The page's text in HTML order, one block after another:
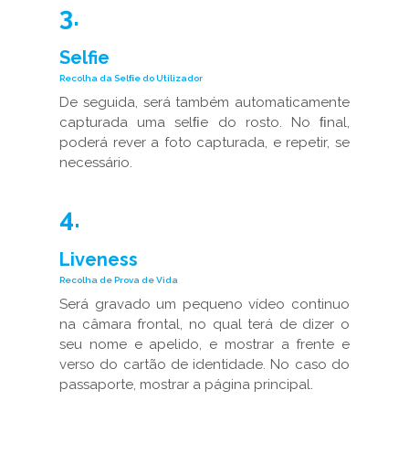
3.
Selfie
Recolha da Selﬁe do Utilizador
De seguida, será também automaticamente
capturada uma selﬁe do rosto. No ﬁnal,
poderá rever a foto capturada, e repetir, se
necessário.
4.
Liveness
Recolha de Prova de Vida
Será gravado um pequeno vídeo continuo
na câmara frontal, no qual terá de dizer o
seu nome e apelido, e mostrar a frente e
verso do cartão de identidade. No caso do
passaporte, mostrar a página principal.